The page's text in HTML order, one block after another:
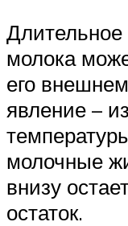
Длительное
молока
его
явление –
молочные
внизу
остаток.